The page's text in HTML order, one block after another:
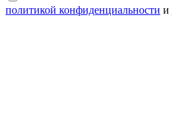
политикой конфиденциальности и